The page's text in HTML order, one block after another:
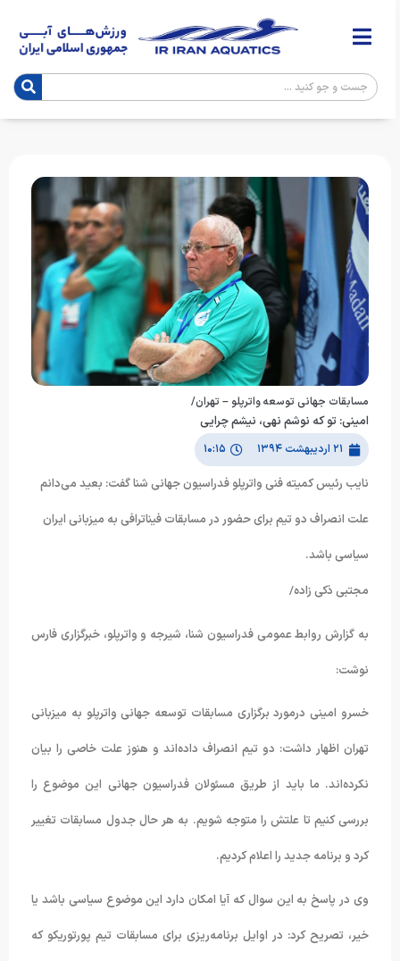
مسابقات جهانی توسعه واترپلو – تهران/
امینی: تو که نوشم نهی، نیشم چرایی
۲۱ اردیبهشت ۱۳۹۴ ۱۰:۱۵
نایب رئیس کمیته فنی واترپلو فدراسیون جهانی شنا گفت: بعید می‌دانم
علت انصراف دو تیم برای حضور در مسابقات فیناترافی به میزبانی ایران
سیاسی باشد.
مجتبی ذکی زاده/
به گزارش روابط عمومی فدراسیون شنا، شیرجه و واترپلو، خبرگزاری فارس
نوشت:
خسرو امینی درمورد برگزاری مسابقات توسعه جهانی واترپلو به میزبانی
تهران اظهار داشت: دو تیم انصراف داد‌ه‌اند و هنوز علت خاصی را بیان
نکرده‌اند. ما باید از طریق مسئولان فدراسیون جهانی این موضوع را
بررسی کنیم تا علتش را متوجه شویم. به هر حال جدول مسابقات تغییر
کرد و برنامه جدید را اعلام کردیم.
وی در پاسخ به این سوال که آیا امکان دارد این موضوع سیاسی باشد یا
خیر، تصریح کرد: در اوایل برنامه‌ریزی برای مسابقات تیم پورتوریکو که